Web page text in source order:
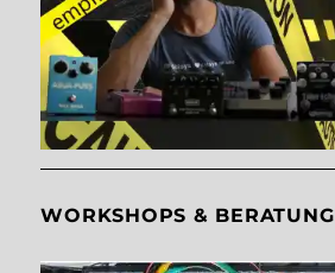
WORKSHOPS & BERATUNG